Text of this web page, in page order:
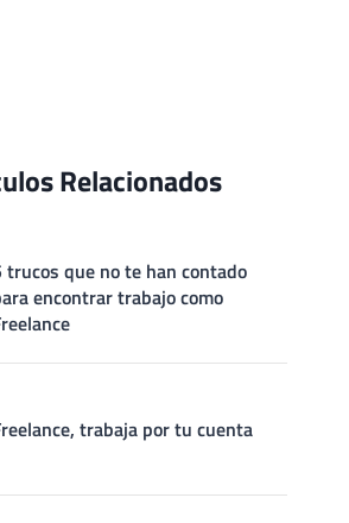
Relacionados
trucos que no te han contado
encontrar trabajo como
trabaja por tu cuenta